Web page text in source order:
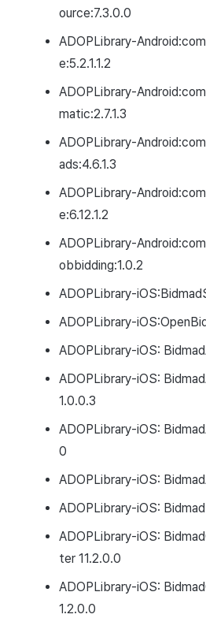
ource:7.3.0.0
ADOPLibrary-
e:5.2.1.1.2
ADOPLibrary-
matic:2.7.1.3
ADOPLibrary-
ads:4.6.1.3
ADOPLibrary-
e:6.12.1.2
ADOPLibrary-
obbidding:1.0.2
ADOPLibrary-
ADOPLibrary-
ADOPLibrary-iOS:
ADOPLibrary-iOS:
1.0.0.3
ADOPLibrary-iOS:
0
ADOPLibrary-iOS:
ADOPLibrary-iOS:
ADOPLibrary-iOS:
ter 11.2.0.0
ADOPLibrary-iOS:
1.2.0.0